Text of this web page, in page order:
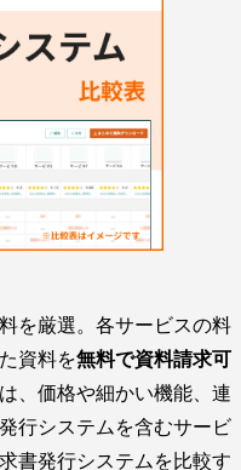
を厳選。各サービスの料
資料を無料で資料請求可
、価格や細かい機能、連
行システムを含むサービ
書発行システムを比較す